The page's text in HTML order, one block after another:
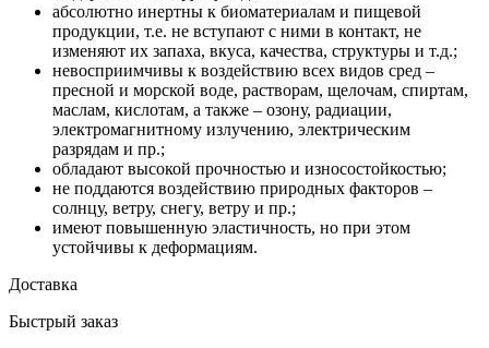
абсолютно инертны к биоматериалам и пищевой
продукции, т.е. не вступают с ними в контакт, не
изменяют их запаха, вкуса, качества, структуры и т.д.;
невосприимчивы к воздействию всех видов сред –
пресной и морской воде, растворам, щелочам, спиртам,
маслам, кислотам, а также – озону, радиации,
электромагнитному излучению, электрическим
разрядам и пр.;
обладают высокой прочностью и износостойкостью;
не поддаются воздействию природных факторов –
солнцу, ветру, снегу, ветру и пр.;
имеют повышенную эластичность, но при этом
устойчивы к деформациям.
Доставка
Быстрый заказ